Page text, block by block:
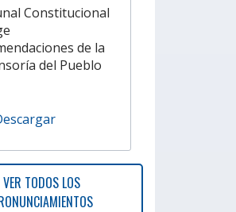
Constitucional
de la
del Pueblo
VER TODOS LOS